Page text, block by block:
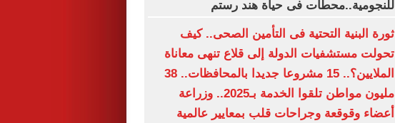
للنجومية..محطات فى حياة هند رستم
ثورة البنية التحتية فى التأمين الصحى.. كيف
تحولت مستشفيات الدولة إلى قلاع تنهى معاناة
الملايين؟.. 15 مشروعا جديدا بالمحافظات.. 38
مليون مواطن تلقوا الخدمة بـ2025.. وزراعة
أعضاء وقوقعة وجراحات قلب بمعايير عالمية